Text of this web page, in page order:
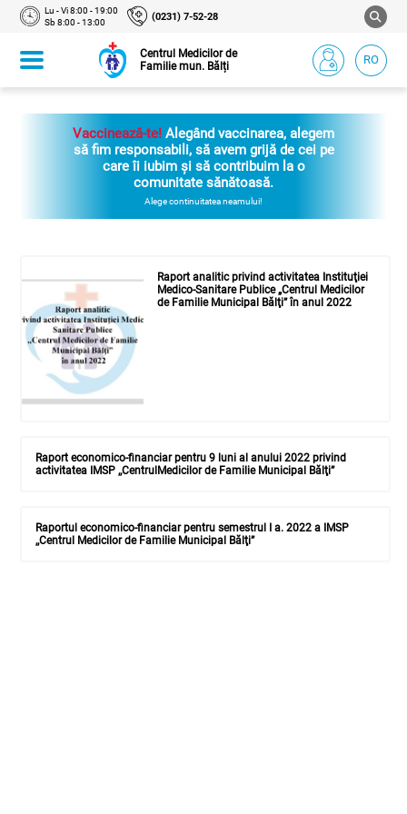
Lu - Vi 8:00 - 19:00
Sb 8:00 - 13:00
(0231) 7-52-28
Centrul Medicilor de
Familie mun. Bălți
RO
Vaccinează-te! Alegând vaccinarea, alegem
să fim responsabili, să avem grijă de cei pe
care îi iubim și să contribuim la o
comunitate sănătoasă.
Alege continuitatea neamului!
Raport analitic privind activitatea Instituţiei
Medico-Sanitare Publice „Centrul Medicilor
de Familie Municipal Bălţi” în anul 2022
Raport economico-financiar pentru 9 luni al anului 2022 privind
activitatea IMSP ,,CentrulMedicilor de Familie Municipal Bălţi”
Raportul economico-financiar pentru semestrul I a. 2022 a IMSP
,,Centrul Medicilor de Familie Municipal Bălţi”